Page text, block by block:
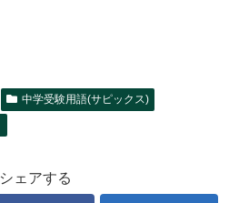
中学受験用語(サピックス)
シェアする